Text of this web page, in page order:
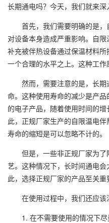
长期通电吗？今天，我们就来深
首先，我们需要明确的是，
对设备本身造成严重影响。自限
补充被伴热设备通过保温材料
一个合理的水平之上。这种工作
然而，需要注意的是，长
命。这种使用寿命的减少是产
的电子产品，随着使用时间的
此，正规厂家生产的自限温电
寿命的缩短是可以忽略不计的。
但是，一些非正规厂家为
艺。这种情况下，长时间通电
此，选择正规厂家的产品至关重
在使用过程中，我们还应该
1. 在不需要使用的情况下